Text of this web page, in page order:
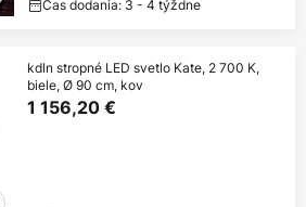
Čas dodania: 3 - 4 týždne
kdln stropné LED svetlo Kate, 2 700 K,
biele, Ø 90 cm, kov
1 156,20 €